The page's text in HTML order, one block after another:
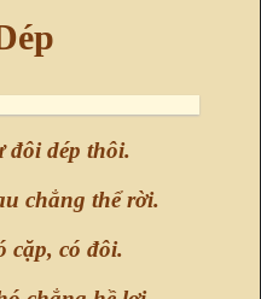
đôi dép thôi.
chẳng thể rời.
cặp, có đôi.